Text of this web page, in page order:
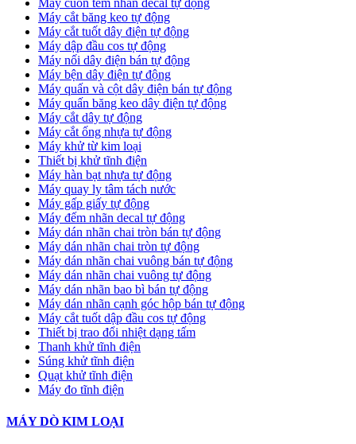
Máy cuốn tem nhãn decal tự động
Máy cắt băng keo tự động
Máy cắt tuốt dây điện tự động
Máy dập đầu cos tự động
Máy nối dây điện bán tự động
Máy bện dây điện tự động
Máy quấn và cột dây điện bán tự động
Máy quấn băng keo dây điện tự động
Máy cắt dây tự động
Máy cắt ống nhựa tự động
Máy khử từ kim loại
Thiết bị khử tĩnh điện
Máy hàn bạt nhựa tự động
Máy quay ly tâm tách nước
Máy gấp giấy tự động
Máy đếm nhãn decal tự động
Máy dán nhãn chai tròn bán tự động
Máy dán nhãn chai tròn tự động
Máy dán nhãn chai vuông bán tự động
Máy dán nhãn chai vuông tự động
Máy dán nhãn bao bì bán tự động
Máy dán nhãn cạnh góc hộp bán tự động
Máy cắt tuốt dập đầu cos tự động
Thiết bị trao đổi nhiệt dạng tấm
Thanh khử tĩnh điện
Súng khử tĩnh điện
Quạt khử tĩnh điện
Máy đo tĩnh điện
MÁY DÒ KIM LOẠI